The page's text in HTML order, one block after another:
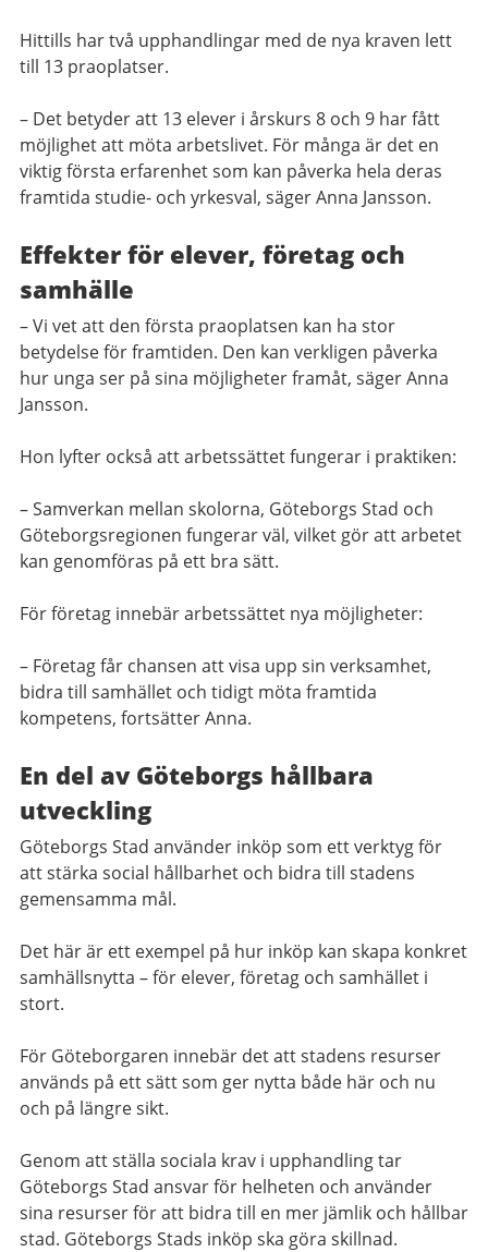
Hittills har två upphandlingar med de nya kraven lett
till 13 praoplatser.
– Det betyder att 13 elever i årskurs 8 och 9 har fått
möjlighet att möta arbetslivet. För många är det en
viktig första erfarenhet som kan påverka hela deras
framtida studie- och yrkesval, säger Anna Jansson.
Effekter för elever, företag och
samhälle
– Vi vet att den första praoplatsen kan ha stor
betydelse för framtiden. Den kan verkligen påverka
hur unga ser på sina möjligheter framåt, säger Anna
Jansson.
Hon lyfter också att arbetssättet fungerar i praktiken:
– Samverkan mellan skolorna, Göteborgs Stad och
Göteborgsregionen fungerar väl, vilket gör att arbetet
kan genomföras på ett bra sätt.
För företag innebär arbetssättet nya möjligheter:
– Företag får chansen att visa upp sin verksamhet,
bidra till samhället och tidigt möta framtida
kompetens, fortsätter Anna.
En del av Göteborgs hållbara
utveckling
Göteborgs Stad använder inköp som ett verktyg för
att stärka social hållbarhet och bidra till stadens
gemensamma mål.
Det här är ett exempel på hur inköp kan skapa konkret
samhällsnytta – för elever, företag och samhället i
stort.
För Göteborgaren innebär det att stadens resurser
används på ett sätt som ger nytta både här och nu
och på längre sikt.
Genom att ställa sociala krav i upphandling tar
Göteborgs Stad ansvar för helheten och använder
sina resurser för att bidra till en mer jämlik och hållbar
stad. Göteborgs Stads inköp ska göra skillnad.